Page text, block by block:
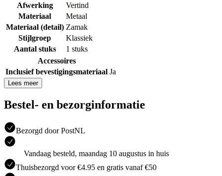
Afwerking
Vertind
Materiaal
Metaal
Materiaal (detail) Zamak
Stijlgroep
Klassiek
Aantal stuks
1 stuks
Accessoires
Inclusief bevestigingsmateriaal Ja
Lees meer
Bestel- en bezorginformatie
Bezorgd door PostNL
Vandaag besteld, maandag 10 augustus in huis
Thuisbezorgd voor €4.95 en gratis vanaf €50